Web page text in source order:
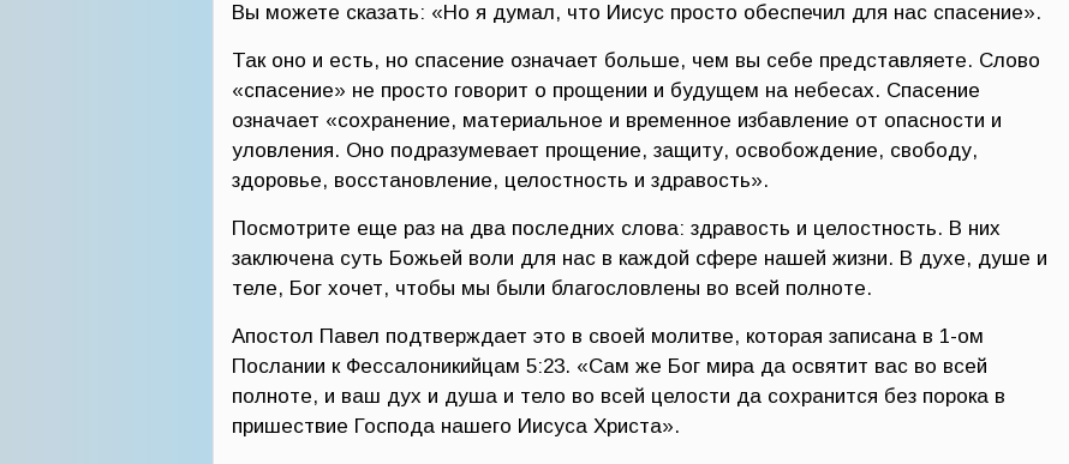
Вы можете сказать: «Но я думал, что Иисус просто обеспечил для нас спасение».
Так оно и есть, но спасение означает больше, чем вы себе представляете. Слово
«спасение» не просто говорит о прощении и будущем на небесах. Спасение
означает «сохранение, материальное и временное избавление от опасности и
уловления. Оно подразумевает прощение, защиту, освобождение, свободу,
здоровье, восстановление, целостность и здравость».
Посмотрите еще раз на два последних слова: здравость и целостность. В них
заключена суть Божьей воли для нас в каждой сфере нашей жизни. В духе, душе и
теле, Бог хочет, чтобы мы были благословлены во всей полноте.
Апостол Павел подтверждает это в своей молитве, которая записана в 1-ом
Послании к Фессалоникийцам 5:23. «Сам же Бог мира да освятит вас во всей
полноте, и ваш дух и душа и тело во всей целости да сохранится без порока в
пришествие Господа нашего Иисуса Христа».